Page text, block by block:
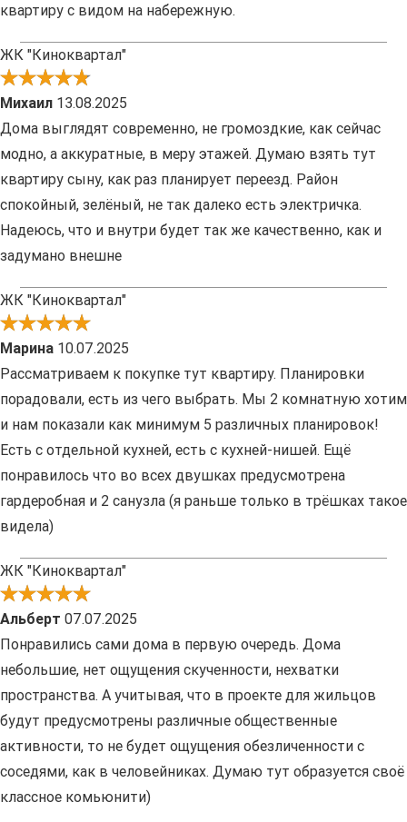
квартиру с видом на набережную.
ЖК "Киноквартал"
Михаил 13.08.2025
Дома выглядят современно, не громоздкие, как сейчас
модно, а аккуратные, в меру этажей. Думаю взять тут
квартиру сыну, как раз планирует переезд. Район
спокойный, зелёный, не так далеко есть электричка.
Надеюсь, что и внутри будет так же качественно, как и
задумано внешне
ЖК "Киноквартал"
Марина 10.07.2025
Рассматриваем к покупке тут квартиру. Планировки
порадовали, есть из чего выбрать. Мы 2 комнатную хотим
и нам показали как минимум 5 различных планировок!
Есть с отдельной кухней, есть с кухней-нишей. Ещё
понравилось что во всех двушках предусмотрена
гардеробная и 2 санузла (я раньше только в трёшках такое
видела)
ЖК "Киноквартал"
Альберт 07.07.2025
Понравились сами дома в первую очередь. Дома
небольшие, нет ощущения скученности, нехватки
пространства. А учитывая, что в проекте для жильцов
будут предусмотрены различные общественные
активности, то не будет ощущения обезличенности с
соседями, как в человейниках. Думаю тут образуется своё
классное комьюнити)